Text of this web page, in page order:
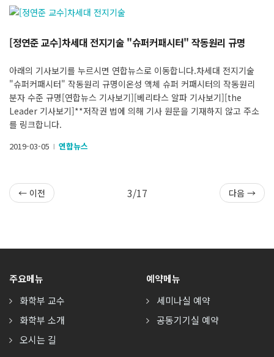
[정연준 교수]차세대 전지기술 "슈퍼커패시터" 작동원리 규명
아래의 기사보기를 누르시면 연합뉴스로 이동합니다.차세대 전지기술
"슈퍼커패시터" 작동원리 규명이온성 액체 슈퍼 커패시터의 작동원리
분자 수준 규명[연합뉴스 기사보기][베리타스 알파 기사보기][the
Leader 기사보기]**저작권 법에 의해 기사 원문을 기재하지 않고 주소
를 링크합니다.
2019-03-05 l 연합뉴스
← 이전 3/17 다음 →
주요메뉴
화학부 교수
화학부 소개
오시는 길
예약메뉴
세미나실 예약
공동기기실 예약